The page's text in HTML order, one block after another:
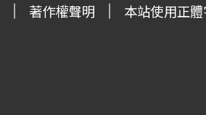
著作權聲明 本站使用正